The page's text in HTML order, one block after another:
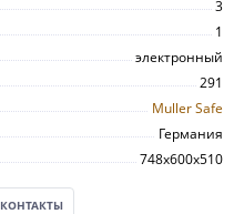
3
1
электронный
291
Muller Safe
Германия
748х600х510
КОНТАКТЫ